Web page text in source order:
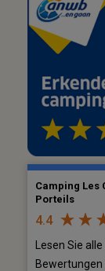
Camping Les
Porteils
4.4
Lesen Sie alle
Bewertungen